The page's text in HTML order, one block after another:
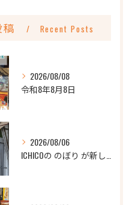
Recent Posts
2026/08/08
令和8年8月8日
2026/08/06